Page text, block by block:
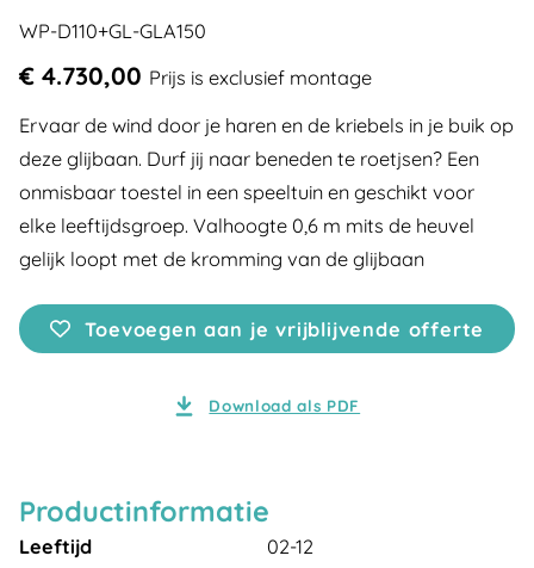
WP-D110+GL-GLA150
€ 4.730,00 Prijs is exclusief montage
Ervaar de wind door je haren en de kriebels in je buik op
deze glijbaan. Durf jij naar beneden te roetjsen? Een
onmisbaar toestel in een speeltuin en geschikt voor
elke leeftijdsgroep. Valhoogte 0,6 m mits de heuvel
gelijk loopt met de kromming van de glijbaan
Toevoegen aan je vrijblijvende offerte
Download als PDF
Productinformatie
Leeftijd
02-12